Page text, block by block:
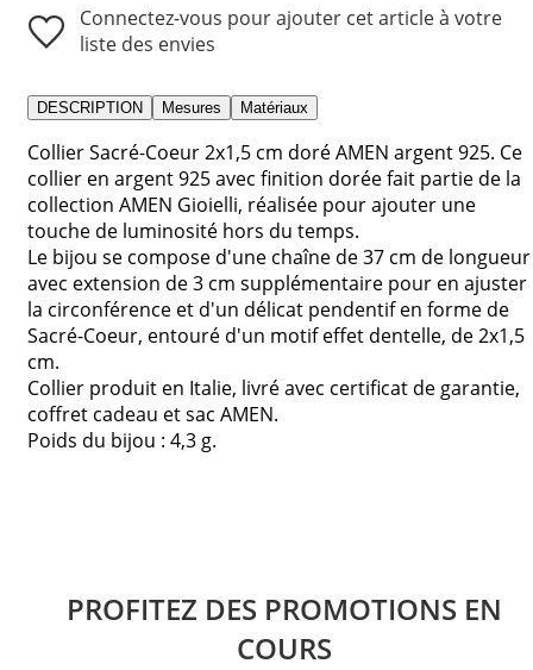
Connectez-vous pour ajouter cet article à votre
liste des envies
DESCRIPTION Mesures Matériaux
Collier Sacré-Coeur 2x1,5 cm doré AMEN argent 925. Ce
collier en argent 925 avec finition dorée fait partie de la
collection AMEN Gioielli, réalisée pour ajouter une
touche de luminosité hors du temps.
Le bijou se compose d'une chaîne de 37 cm de longueur
avec extension de 3 cm supplémentaire pour en ajuster
la circonférence et d'un délicat pendentif en forme de
Sacré-Coeur, entouré d'un motif effet dentelle, de 2x1,5
cm.
Collier produit en Italie, livré avec certificat de garantie,
coffret cadeau et sac AMEN.
Poids du bijou : 4,3 g.
PROFITEZ DES PROMOTIONS EN
COURS